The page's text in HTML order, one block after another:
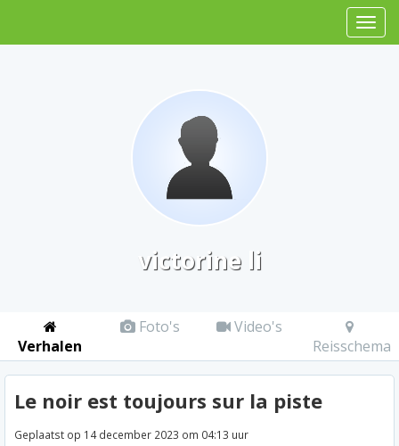
victorine li
Verhalen
Foto's
Video's
Reisschema
Le noir est toujours sur la piste
Geplaatst op 14 december 2023 om 04:13 uur